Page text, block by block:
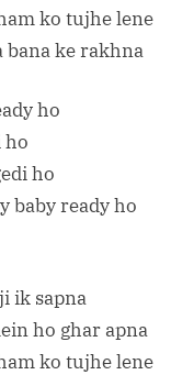
ko tujhe lene
bana ke rakhna
ho
ho
ho
baby ready ho
ik sapna
ho ghar apna
ko tujhe lene